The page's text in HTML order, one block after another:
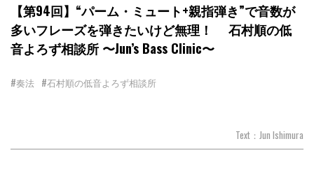
【第94回】“パーム・ミュート+親指弾き”で音数が
多いフレーズを弾きたいけど無理！ 石村順の低
音よろず相談所 〜Jun’s Bass Clinic〜
#奏法 #石村順の低音よろず相談所
Text：Jun Ishimura